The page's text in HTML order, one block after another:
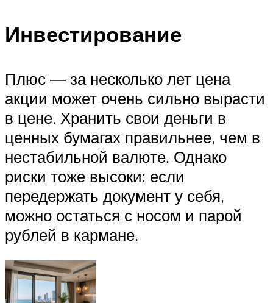
Инвестирование
Плюс ― за несколько лет цена
акции может очень сильно вырасти
в цене. Хранить свои деньги в
ценных бумагах правильнее, чем в
нестабильной валюте. Однако
риски тоже высоки: если
передержать документ у себя,
можно остаться с носом и парой
рублей в кармане.